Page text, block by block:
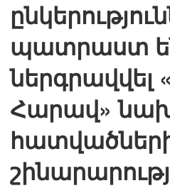
պատրաստ
ներգրավվել
Հարավ»